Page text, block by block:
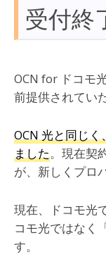
受付終
OCN for ドコモ
前提供されてい
OCN 光と同じ
ました。現在契
が、新しくプロ
現在、ドコモ光
コモ光ではなく
す。